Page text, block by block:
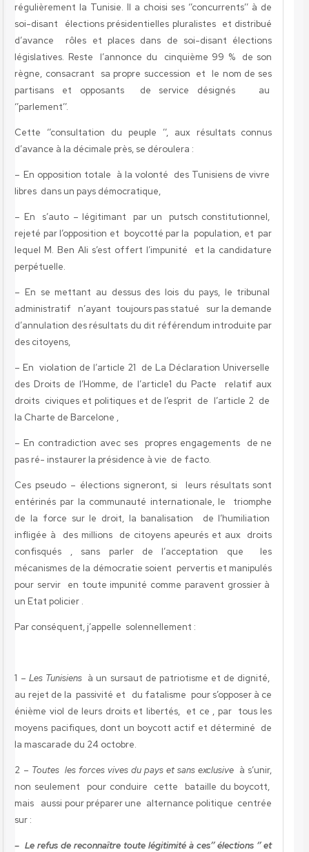
régulièrement la Tunisie. Il a choisi ses ‘’concurrents’’ à de
soi-disant élections présidentielles pluralistes et distribué
d’avance rôles et places dans de soi-disant élections
législatives. Reste l’annonce du cinquième 99 % de son
règne, consacrant sa propre succession et le nom de ses
partisans et opposants de service désignés au
‘’parlement’’.
Cette ‘’consultation du peuple ’’, aux résultats connus
d’avance à la décimale près, se déroulera :
– En opposition totale à la volonté des Tunisiens de vivre
libres dans un pays démocratique,
– En s’auto – légitimant par un putsch constitutionnel,
rejeté par l’opposition et boycotté par la population, et par
lequel M. Ben Ali s’est offert l’impunité et la candidature
perpétuelle.
– En se mettant au dessus des lois du pays, le tribunal
administratif n’ayant toujours pas statué sur la demande
d’annulation des résultats du dit référendum introduite par
des citoyens,
– En violation de l’article 21 de La Déclaration Universelle
des Droits de l’Homme, de l’article1 du Pacte relatif aux
droits civiques et politiques et de l’esprit de l’article 2 de
la Charte de Barcelone ,
– En contradiction avec ses propres engagements de ne
pas ré- instaurer la présidence à vie de facto.
Ces pseudo – élections signeront, si leurs résultats sont
entérinés par la communauté internationale, le triomphe
de la force sur le droit, la banalisation de l’humiliation
infligée à des millions de citoyens apeurés et aux droits
confisqués , sans parler de l’acceptation que les
mécanismes de la démocratie soient pervertis et manipulés
pour servir en toute impunité comme paravent grossier à
un Etat policier .
Par conséquent, j’appelle solennellement :
1 – Les Tunisiensà un sursaut de patriotisme et de dignité,
au rejet de la passivité et du fatalisme pour s’opposer à ce
énième viol de leurs droits et libertés, et ce , par tous les
moyens pacifiques, dont un boycott actif et déterminé de
la mascarade du 24 octobre.
2 – Toutes les forces vives du pays et sans exclusive à s’unir,
non seulement pour conduire cette bataille du boycott,
mais aussi pour préparer une alternance politique centrée
sur :
– Le refus de reconnaître toute légitimité à ces’’ élections ‘’ et